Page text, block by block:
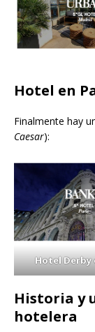
Hotel en
Finalmente hay
Caesar):
Hotel Derby
Historia y
hotelera